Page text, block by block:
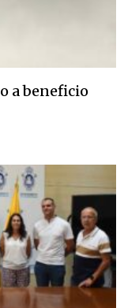
a beneficio